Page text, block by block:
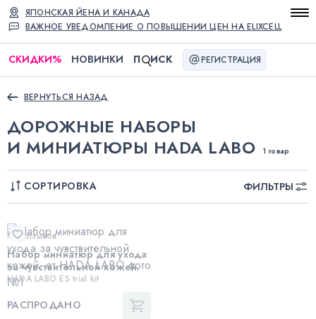
ВАЖНОЕ УВЕДОМЛЕНИЕ О ПОВЫШЕНИИ ЦЕН НА ELIXCELL
ЯПОНСКАЯ ЙЕНА И КАНАДА
СКИДКИ% НОВИНКИ П ИСК РЕГИСТРАЦИЯ
ВЕРНУТЬСЯ НАЗАД
ДОРОЖНЫЕ НАБОРЫ
И МИНИАТЮРЫ HADA LABO
1 товар
СОРТИРОВКА ФИЛЬТРЫ
Нет отзывов
Набор миниатюр для ухода
за чувствительной кожей.
HADA LABO ES trial kit
РАСПРОДАНО